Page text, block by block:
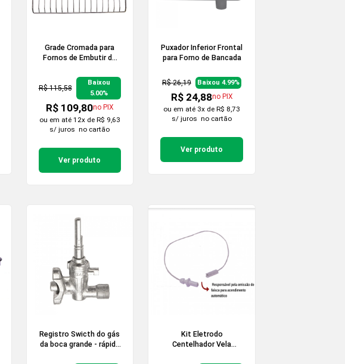
Grade Cromada para
Fornos de Embutir de
R$ 115,58
Baixou
5.00%
R$ 109,80no PIX
ou em até 12x de R$ 9,63
s/ juros no cartão
Ver produto
Puxador Inferior Frontal
para Forno de Bancada
R$ 26,19 Baixou 4.99%
R$ 24,88no PIX
ou em até 3x de R$ 8,73
s/ juros no cartão
Ver produto
Registro Swicth do gás
da boca grande - rápida
Kit Eletrodo
Centelhador Vela